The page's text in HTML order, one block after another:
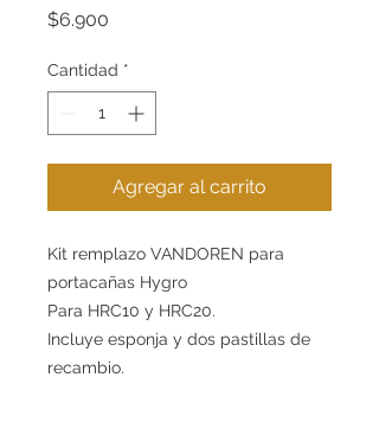
$6.900
Cantidad *
Agregar al carrito
Kit remplazo VANDOREN para
portacañas Hygro
Para HRC10 y HRC20.
Incluye esponja y dos pastillas de
recambio.